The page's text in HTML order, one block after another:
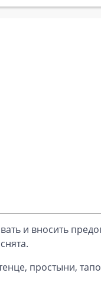
и вносить
простыни,